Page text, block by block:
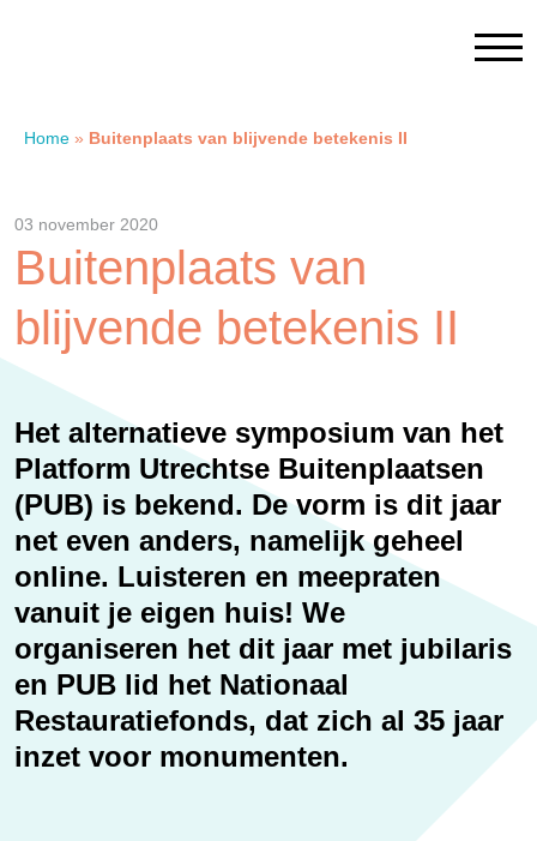
Contact
SAM Limburg
Actueel
Overheid
Erfgoed
Home » Buitenplaats van blijvende betekenis II
03 november 2020
Buitenplaats van
blijvende betekenis II
Het alternatieve symposium van het
Platform Utrechtse Buitenplaatsen
(PUB) is bekend. De vorm is dit jaar
net even anders, namelijk geheel
online. Luisteren en meepraten
vanuit je eigen huis! We
organiseren het dit jaar met jubilaris
en PUB lid het Nationaal
Restauratiefonds, dat zich al 35 jaar
inzet voor monumenten.